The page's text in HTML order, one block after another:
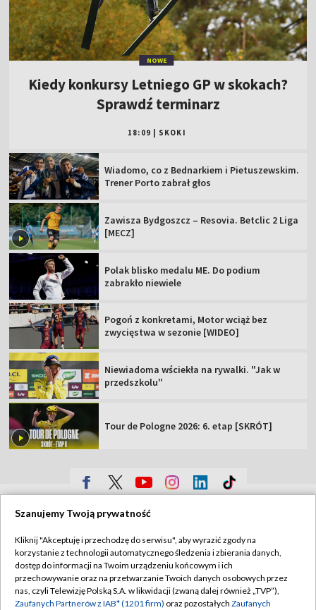
NOWE
Kiedy konkursy Letniego GP w skokach?
Sprawdź terminarz
18:09 SKOKI
Wiadomo, co z Bednarkiem i Pietuszewskim.
Trener Porto zabrał głos
Zawisza Bydgoszcz – Resovia. Betclic 2 Liga
[MECZ]
Polak blisko medalu ME. Do podium
zabrakło niewiele
Pogoń z konkretami, Motor wciąż bez
zwycięstwa w sezonie [WIDEO]
Niewiadoma wściekła na rywalki. "Jak w
przedszkolu"
Tour de Pologne 2026: 6. etap [SKRÓT]
Sklep TVP
Biuro Reklamy
Oferta Handlowa
Polityka prywatności
Moje zgody
Biuro reklamy
Szanujemy Twoją prywatność
Kliknij "Akceptuję i przechodzę do serwisu", aby wyrazić zgody na
korzystanie z technologii automatycznego śledzenia i zbierania danych,
dostęp do informacji na Twoim urządzeniu końcowym i ich
przechowywanie oraz na przetwarzanie Twoich danych osobowych przez
nas, czyli Telewizję Polską S.A. w likwidacji (zwaną dalej również „TVP”),
Zaufanych Partnerów z IAB* (1201 firm) oraz pozostałych Zaufanych